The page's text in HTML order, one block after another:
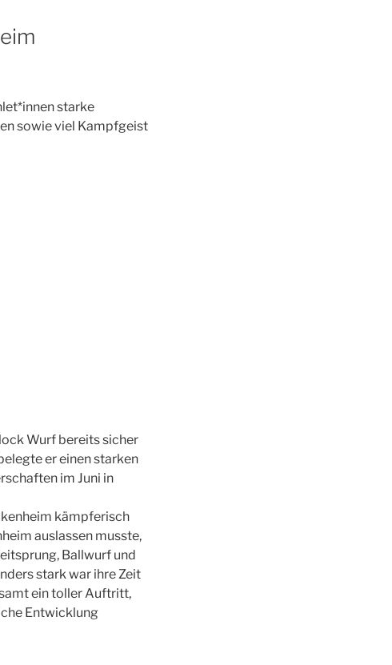
starke
sowie viel Kampfgeist
Wurf bereits sicher
er einen starken
im Juni in
kämpferisch
auslassen musste,
Ballwurf und
stark war ihre Zeit
ein toller Auftritt,
Entwicklung